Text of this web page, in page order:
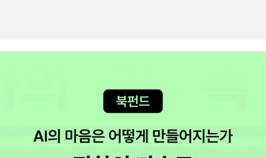
멈칫하는 일 없이 한번에 끝까지 읽을 수 있다. 아리스가와 아리
하는 생각이 들었다. 히무라와 아리스 콤비는 여전히 사이좋다.
체 히무라가 죽이고 싶어한 사람은 누구일까, 하는 궁금증이 다시
생겼다. 언젠가는 그 이야기도 나오려나. 2012. 1. 1.
작품이 많이 있을 것 같긴 한데, 이 페이퍼 쓰려고 찾아보니 관 시
작가는 <점성술 살인사건>이라는 책이 유명하긴 한데, 특별히
토와 비슷하게 분류가 되는 것 같긴 한데, 난 잘 모르겠다. 미치